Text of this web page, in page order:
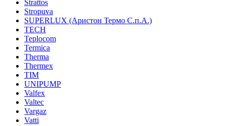
Strattos
Stropuva
SUPERLUX (Аристон Термо С.п.А.)
TECH
Teplocom
Termica
Therma
Thermex
TIM
UNIPUMP
Valfex
Valtec
Vargaz
Vatti